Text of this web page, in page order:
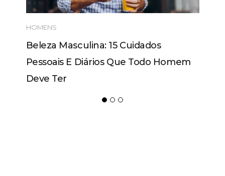
HOMENS
Beleza Masculina: 15 Cuidados
Pessoais E Diários Que Todo Homem
Deve Ter